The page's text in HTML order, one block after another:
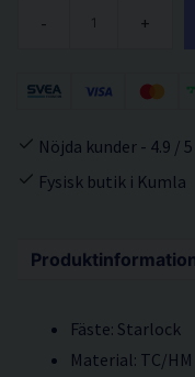
Fäste: Starlock
Material: TC/HM
- +
Nöjda kunder - 4.9 /
Fysisk butik i Kumla